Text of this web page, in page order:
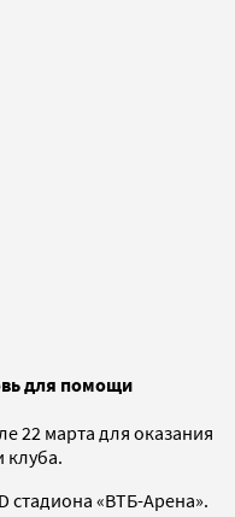
для помощи
22 марта для оказания
клуба.
стадиона «ВТБ-Арена».